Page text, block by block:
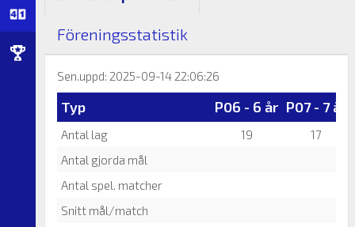
Föreningsstatistik
Sen.uppd: 2025-09-14 22:06:26
Typ P06 - 6 år P07 - 7 år
Antal lag 19
17
Antal gjorda mål
Antal spel. matcher
Snitt mål/match